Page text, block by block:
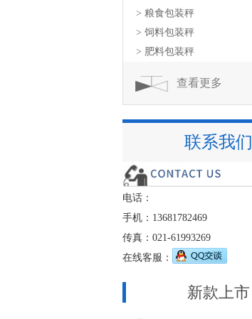
> 粮食包装秤
> 饲料包装秤
> 肥料包装秤
查看更多
联系我们
电话：
手机：13681782469
传真：021-61993269
在线客服：
新款上市